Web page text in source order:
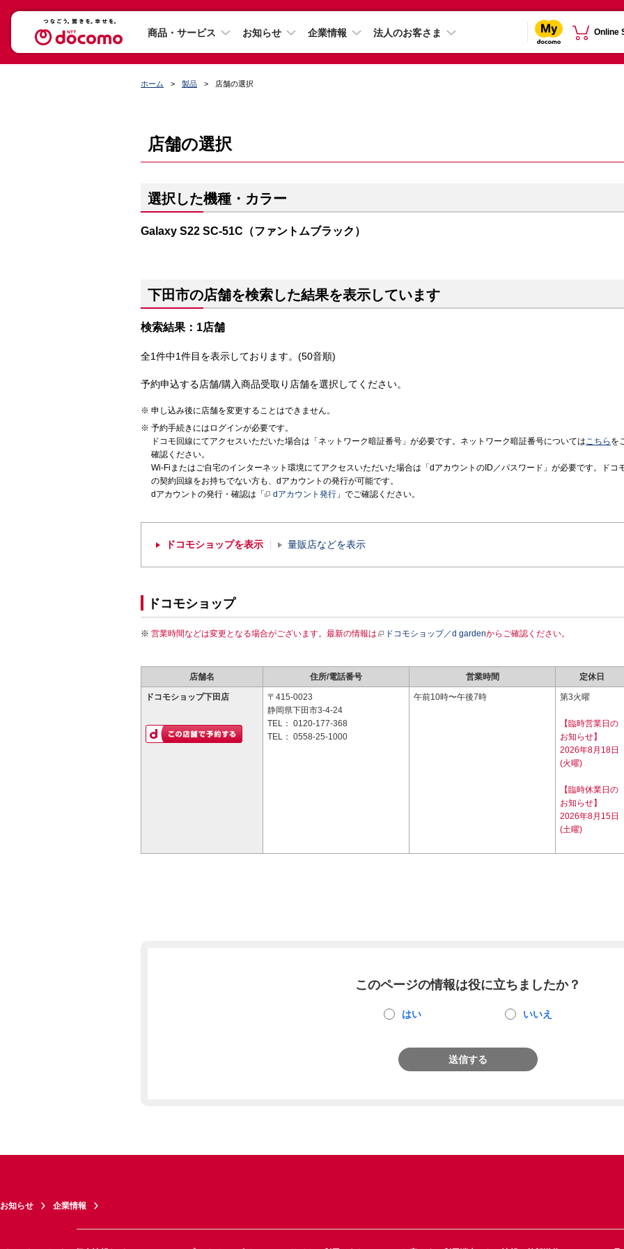
商品・サービス お知らせ 企業情報 法人のお客さま Online
ホーム 製品 店舗の選択
店舗の選択
選択した機種・カラー
Galaxy S22 SC-51C（ファントムブラック）
下田市の店舗を検索した結果を表示しています
検索結果：1店舗
全1件中1件目を表示しております。(50音順)
予約申込する店舗/購入商品受取り店舗を選択してください。
申し込み後に店舗を変更することはできません。
予約手続きにはログインが必要です。
ドコモ回線にてアクセスいただいた場合は「ネットワーク暗証番号」が必要です。ネットワーク暗証番号についてはこちら を
確認ください。
Wi-Fiまたはご自宅のインターネット環境にてアクセスいただいた場合は「dアカウントのID／パスワード」が必要です。ドコ
の契約回線をお持ちでない方も、dアカウントの発行が可能です。
dアカウントの発行・確認は「
dアカウント発行 」でご確認ください。
ドコモショップを表示 量販店などを表示
ドコモショップ
営業時間などは変更となる場合がございます。最新の情報は ドコモショップ／d gardenからご確認ください。
店舗名 住所/電話番号 営業時間 定休日
ドコモショップ下田店
〒415-0023
静岡県下田市3-4-24
TEL： 0120-177-368
TEL： 0558-25-1000
午前10時〜午後7時 第3火曜
【臨時営業日の
お知らせ】
2026年8月18日
(火曜)
【臨時休業日の
お知らせ】
2026年8月15日
(土曜)
このページの情報は役に立ちましたか？
はい いいえ
送信する
お知らせ 企業情報